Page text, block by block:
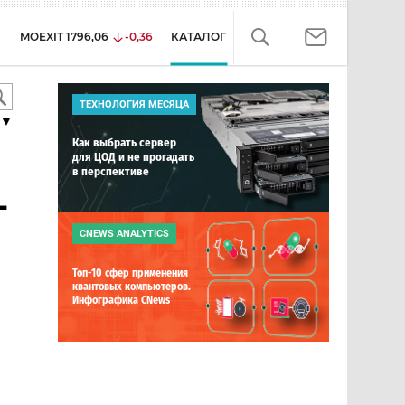
MOEXIT 1796,06 -0,36 КАТАЛОГ
▼
ТЕХНОЛОГИЯ МЕСЯЦА
Как выбрать сервер
для ЦОД и не прогадать
в перспективе
CNEWS ANALYTICS
Топ-10 сфер применения
квантовых компьютеров.
Инфографика CNews